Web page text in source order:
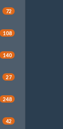
72
108
140
27
248
42